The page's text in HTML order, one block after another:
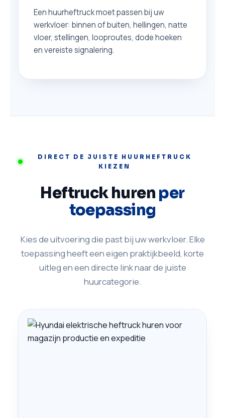
Een huurheftruck moet passen bij uw
werkvloer: binnen of buiten, hellingen, natte
vloer, stellingen, looproutes, dode hoeken
en vereiste signalering.
DIRECT DE JUISTE HUURHEFTRUCK
KIEZEN
Heftruck huren per
toepassing
Kies de uitvoering die past bij uw werkvloer. Elke
toepassing heeft een eigen praktijkbeeld, korte
uitleg en een directe link naar de juiste
huurcategorie.